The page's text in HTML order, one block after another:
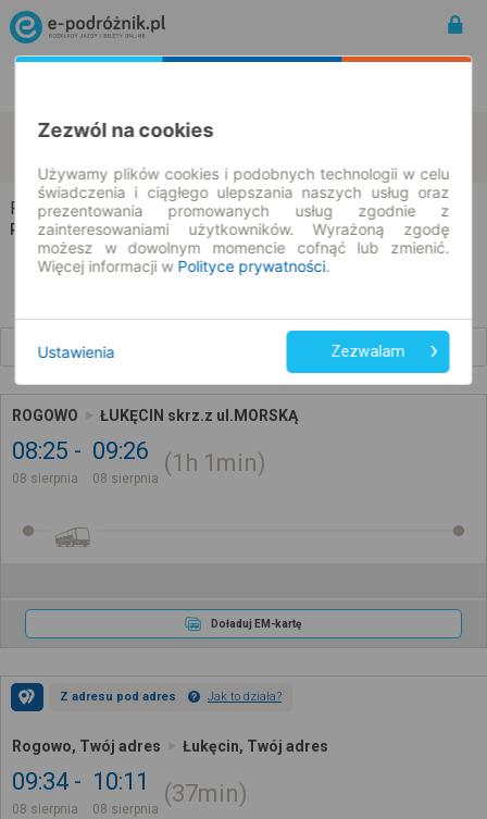
Rogowo Łukęcin
Rogowo → Łukęcin
Rozkład jazdy i bilety
ROGOWO ŁUKĘCIN skrz.z ul.MORSKĄ
08:25
08 sierpnia
09:26
08 sierpnia
1h 1min
Doładuj EM-kartę
Z adresu pod adres Jak to działa?
Rogowo, Twój adres Łukęcin, Twój adres
09:34
08 sierpnia
10:11
08 sierpnia
37min
Zezwól na cookies
Używamy plików cookies i podobnych technologii w celu
świadczenia i ciągłego ulepszania naszych usług oraz
prezentowania promowanych usług zgodnie z
zainteresowaniami użytkowników. Wyrażoną zgodę
możesz w dowolnym momencie cofnąć lub zmienić.
Więcej informacji w Polityce prywatności.
Ustawienia Zezwalam